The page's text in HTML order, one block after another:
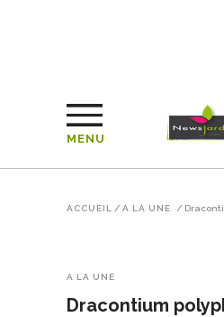
MENU
ACCUEIL / A LA UNE /
A LA UNE
Dracontium